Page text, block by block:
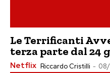
Le Terrificanti
terza parte dal 24
Netflix Riccardo Cristilli -